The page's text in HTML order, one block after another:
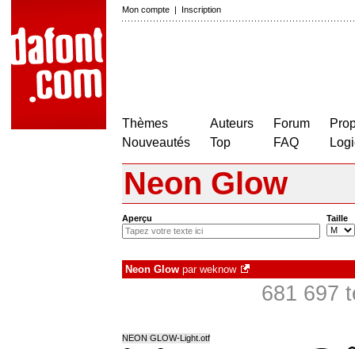
Mon compte | Inscription
Thèmes
Nouveautés
Auteurs
Top
Forum
FAQ
Neon Glow
Aperçu Taille
Neon Glow par weknow
681 697
NEON GLOW-Light.otf